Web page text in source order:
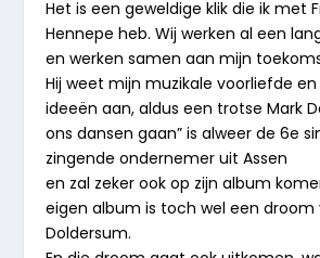
Het is een geweldige klik die ik met
Hennepe heb. Wij werken al een
en werken samen aan mijn
Hij weet mijn muzikale voorliefde
ideeën aan, aldus een trotse Mark
ons dansen gaan” is alweer de 6e
zingende ondernemer uit Assen
en zal zeker ook op zijn album
eigen album is toch wel een droom
Doldersum.